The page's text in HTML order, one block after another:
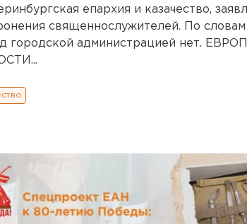
епархия и казачество,
священнослужителей. По
городской администрацией нет.